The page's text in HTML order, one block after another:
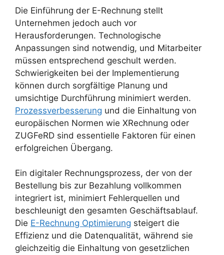
Die Einführung der E-Rechnung stellt
Unternehmen jedoch auch vor
Herausforderungen. Technologische
Anpassungen sind notwendig, und Mitarbeiter
müssen entsprechend geschult werden.
Schwierigkeiten bei der Implementierung
können durch sorgfältige Planung und
umsichtige Durchführung minimiert werden.
Prozessverbesserung und die Einhaltung von
europäischen Normen wie XRechnung oder
ZUGFeRD sind essentielle Faktoren für einen
erfolgreichen Übergang.
Ein digitaler Rechnungsprozess, der von der
Bestellung bis zur Bezahlung vollkommen
integriert ist, minimiert Fehlerquellen und
beschleunigt den gesamten Geschäftsablauf.
Die E-Rechnung Optimierung steigert die
Effizienz und die Datenqualität, während sie
gleichzeitig die Einhaltung von gesetzlichen